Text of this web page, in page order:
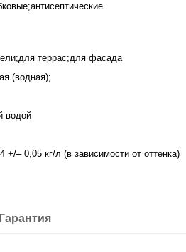
террас;для фасада
(водная);
водой
+/– 0,05 кг/л (в зависимости от оттенка)